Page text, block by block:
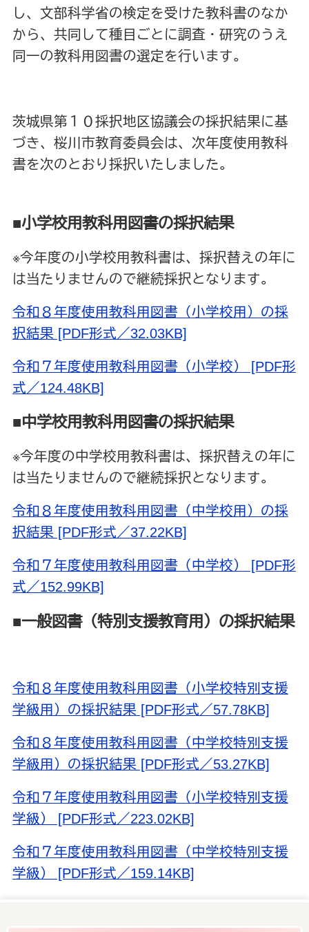
し、文部科学省の検定を受けた教科書のなか
から、共同して種目ごとに調査・研究のうえ
同一の教科用図書の選定を行います。
茨城県第１０採択地区協議会の採択結果に基
づき、桜川市教育委員会は、次年度使用教科
書を次のとおり採択いたしました。
■小学校用教科用図書の採択結果
※今年度の小学校用教科書は、採択替えの年に
は当たりませんので継続採択となります。
令和８年度使用教科用図書（小学校用）の採
択結果 [PDF形式／32.03KB]
令和７年度使用教科用図書（小学校） [PDF形
式／124.48KB]
■中学校用教科用図書の採択結果
※今年度の中学校用教科書は、採択替えの年に
は当たりませんので継続採択となります。
令和８年度使用教科用図書（中学校用）の採
択結果 [PDF形式／37.22KB]
令和７年度使用教科用図書（中学校） [PDF形
式／152.99KB]
■一般図書（特別支援教育用）の採択結果
令和８年度使用教科用図書（小学校特別支援
学級用）の採択結果 [PDF形式／57.78KB]
令和８年度使用教科用図書（中学校特別支援
学級用）の採択結果 [PDF形式／53.27KB]
令和７年度使用教科用図書（小学校特別支援
学級） [PDF形式／223.02KB]
令和７年度使用教科用図書（中学校特別支援
学級） [PDF形式／159.14KB]